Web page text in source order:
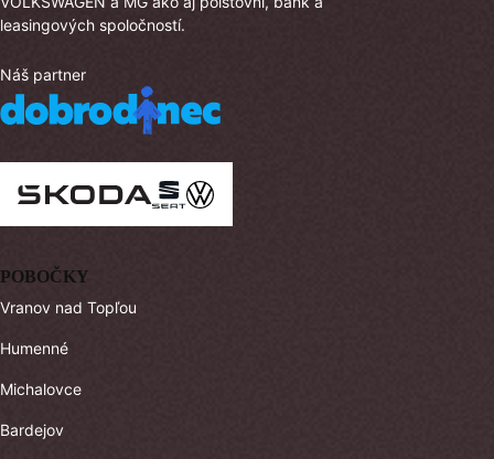
leasingových spoločností.
Náš partner
POBOČKY
Vranov nad Topľou
Humenné
Michalovce
Bardejov